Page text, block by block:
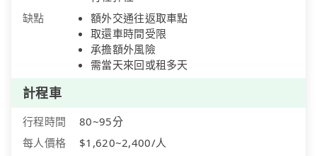
缺點
額外交通往返取車點
取還車時間受限
承擔額外風險
需當天來回或租多天
計程車
行程時間
80~95分
每人價格
$1,620~2,400/人